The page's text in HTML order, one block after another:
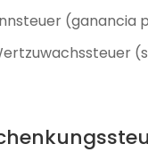
(ganancia